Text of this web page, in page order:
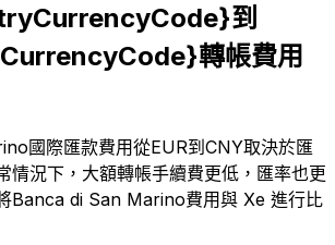
到
轉帳費用
國際匯款費用從EUR到CNY取決於匯
情況下，大額轉帳手續費更低，匯率也更
Banca di San Marino費用與 Xe 進行比